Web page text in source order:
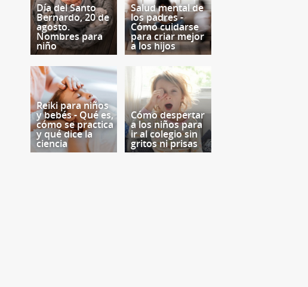
Día del Santo
Bernardo, 20 de
agosto.
Nombres para
niño
Salud mental de
los padres -
Cómo cuidarse
para criar mejor
a los hijos
Reiki para niños
y bebés - Qué es,
cómo se practica
y qué dice la
ciencia
Cómo despertar
a los niños para
ir al colegio sin
gritos ni prisas